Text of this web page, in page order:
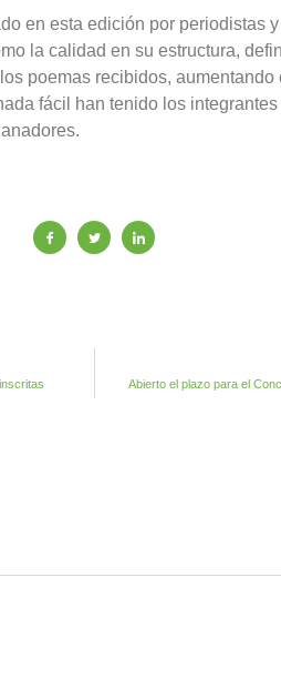
en esta edición por periodistas
la calidad en su estructura,
poemas recibidos,
fácil han tenido los